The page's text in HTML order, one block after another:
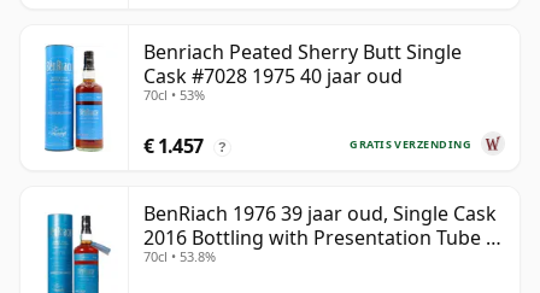
Benriach Peated Sherry Butt Single
Cask #7028 1975 40 jaar oud
70cl • 53%
GRATIS VERZENDING
€ 1.457 ?
BenRiach 1976 39 jaar oud, Single Cask
2016 Bottling with Presentation Tube -
Cask 5462
70cl • 53.8%